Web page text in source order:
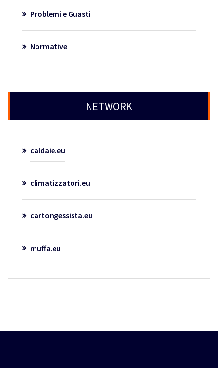
Problemi e Guasti
Normative
NETWORK
caldaie.eu
climatizzatori.eu
cartongessista.eu
muffa.eu